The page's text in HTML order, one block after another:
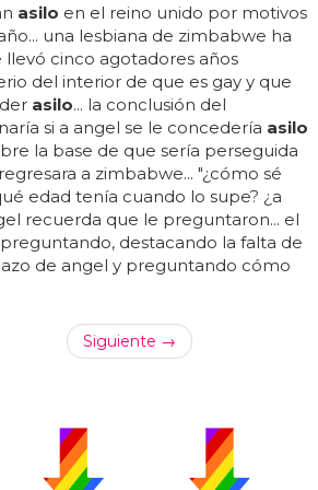
asilo en el reino unido por motivos
una lesbiana de zimbabwe ha
cinco agotadores años
del interior de que es gay y que
asilo... la conclusión del
si a angel se le concedería asilo
la base de que sería perseguida
a zimbabwe... "¿cómo sé
edad tenía cuando lo supe? ¿a
recuerda que le preguntaron... el
destacando la falta de
de angel y preguntando cómo
Siguiente →